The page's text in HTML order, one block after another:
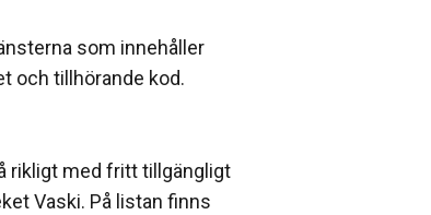
som innehåller
och tillhörande kod.
rikligt med fritt tillgängligt
Vaski. På listan finns